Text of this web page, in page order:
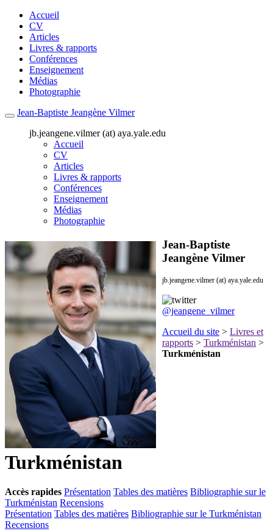
Accueil
CV
Articles
Livres & rapports
Conférences
Enseignement
Médias
Photographie
Jean-Baptiste Jeangène Vilmer
jb.jeangene.vilmer (at) aya.yale.edu
Accueil
CV
Articles
Livres & rapports
Conférences
Enseignement
Médias
Photographie
Jean-Baptiste
Jeangène Vilmer
jb.jeangene.vilmer (at) aya.yale.edu
@jeangene_vilmer
Accueil du site > Livres et
rapports > Turkménistan >
Turkménistan
Turkménistan
Accès rapides Présentation Tables des matières Bibliographie sur le
Turkménistan Recensions
Présentation Tables des matières Bibliographie sur le Turkménistan
Recensions